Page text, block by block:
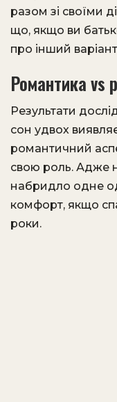
разом зі своїми
що, якщо ви
про інший
Романтика vs
Результати
сон удвох
романтичний
свою роль. Адже
набридло одне
комфорт, якщо
роки.